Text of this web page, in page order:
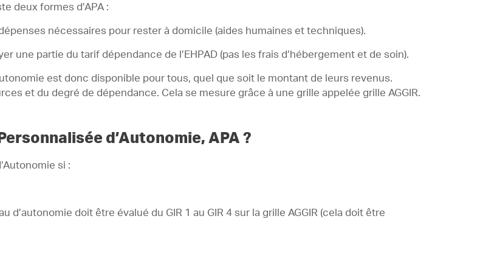
deux formes d’APA :
nécessaires pour rester à domicile (aides humaines et techniques).
une partie du tarif dépendance de l’EHPAD (pas les frais d’hébergement et de soin).
est donc disponible pour tous, quel que soit le montant de leurs revenus.
et du degré de dépendance. Cela se mesure grâce à une grille appelée grille AGGIR.
d’Autonomie, APA ?
si :
d’autonomie doit être évalué du GIR 1 au GIR 4 sur la grille AGGIR (cela doit être